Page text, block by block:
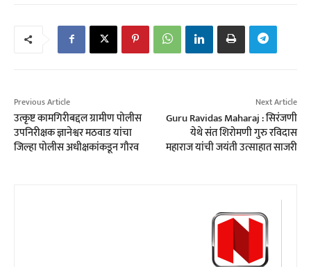
Previous Article
उत्कृष्ट कामगिरीबद्दल ग्रामीण पोलीस
उपनिरीक्षक ज्ञानेश्वर मठवाड यांचा
जिल्हा पोलीस अधीक्षकांकडून गौरव
Next Article
Guru Ravidas Maharaj : सिरंजणी
येथे संत शिरोमणी गुरु रविदास
महाराज यांची जयंती उत्साहात साजरी